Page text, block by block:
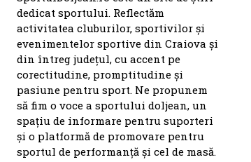
dedicat sportului. Reflectăm
activitatea cluburilor, sportivilor și
evenimentelor sportive din Craiova și
din întreg județul, cu accent pe
corectitudine, promptitudine și
pasiune pentru sport. Ne propunem
să fim o voce a sportului doljean, un
spațiu de informare pentru suporteri
și o platformă de promovare pentru
sportul de performanță și cel de masă.